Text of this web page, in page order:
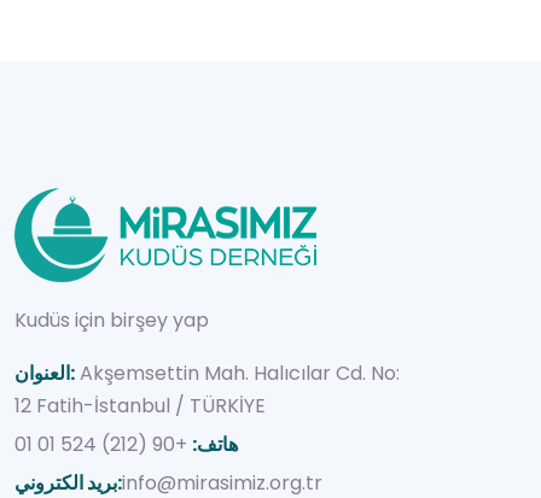
Kudüs için birşey yap
العنوان:Akşemsettin Mah. Halıcılar Cd. No:
12 Fatih-İstanbul / TÜRKİYE
هاتف: +90 (212) 524 01 01
بريد الكتروني:info@mirasimiz.org.tr